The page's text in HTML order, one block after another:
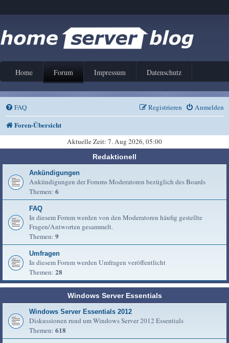
Home Forum Impressum Datenschutz
FAQ Anmelden
Registrieren
Foren-Übersicht
Aktuelle Zeit: 7. Aug 2026, 05:00
Redaktionell
Ankündigungen
Ankündigungen der Forums Moderatoren bezüglich des Boards
Themen: 6
FAQ
In diesem Forum werden von den Moderatoren häufig gestellte
Fragen/Antworten gesammelt.
Themen: 9
Umfragen
In diesem Forum werden Umfragen veröffentlicht
Themen: 28
Windows Server Essentials
Windows Server Essentials 2012
Diskussionen rund um Windows Server 2012 Essentials
Themen: 618